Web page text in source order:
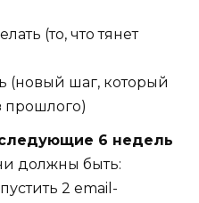
(то, что тянет
(новый шаг, который
прошлого)
6 недель
должны быть:
2 email-